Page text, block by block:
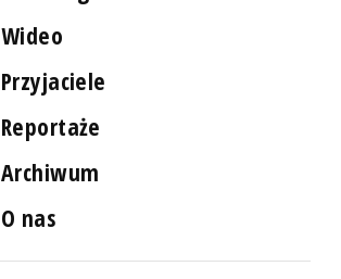
Wideo
Przyjaciele
Reportaże
Archiwum
O nas